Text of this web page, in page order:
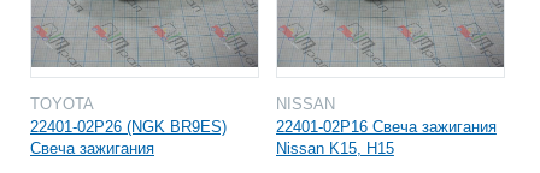
TOYOTA
22401-02P26 (NGK BR9ES)
Свеча зажигания
NISSAN
22401-02P16 Свеча зажигания
Nissan K15, H15